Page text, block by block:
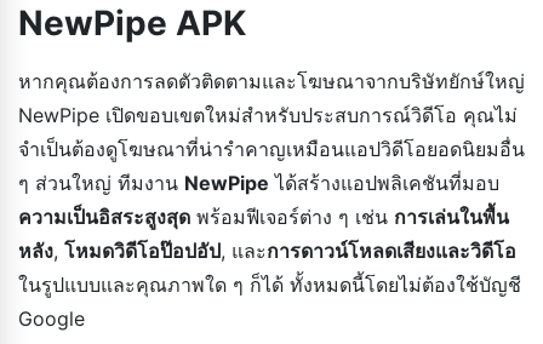
NewPipe APK
หากคุณต้องการลดตัวติดตามและโฆษณาจากบริษัทยักษ์ใหญ่
NewPipe เปิดขอบเขตใหม่สำหรับประสบการณ์วิดีโอ คุณไม่
จำเป็นต้องดูโฆษณาที่น่ารำคาญเหมือนแอปวิดีโอยอดนิยมอื่น
ๆ ส่วนใหญ่ ทีมงาน NewPipe ได้สร้างแอปพลิเคชันที่มอบ
ความเป็นอิสระสูงสุด พร้อมฟีเจอร์ต่าง ๆ เช่น การเล่นในพื้น
หลัง, โหมดวิดีโอป๊อปอัป, และการดาวน์โหลดเสียงและวิดีโอ
ในรูปแบบและคุณภาพใด ๆ ก็ได้ ทั้งหมดนี้โดยไม่ต้องใช้บัญชี
Google